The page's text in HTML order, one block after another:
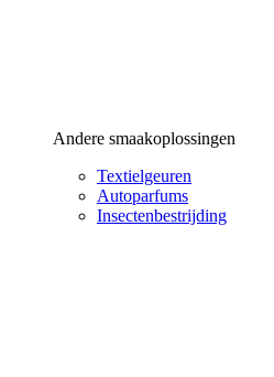
Andere smaakoplossingen
Textielgeuren
Autoparfums
Insectenbestrijding